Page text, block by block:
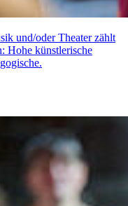
und/oder Theater zählt
Hohe künstlerische